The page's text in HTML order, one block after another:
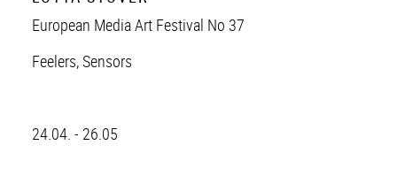
European Media Art Festival No 37
Feelers, Sensors
24.04. - 26.05